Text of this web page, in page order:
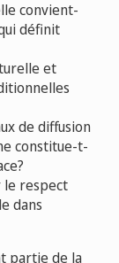
convient-
définit
et
de diffusion
constitue-t-
le respect
dans
partie de la